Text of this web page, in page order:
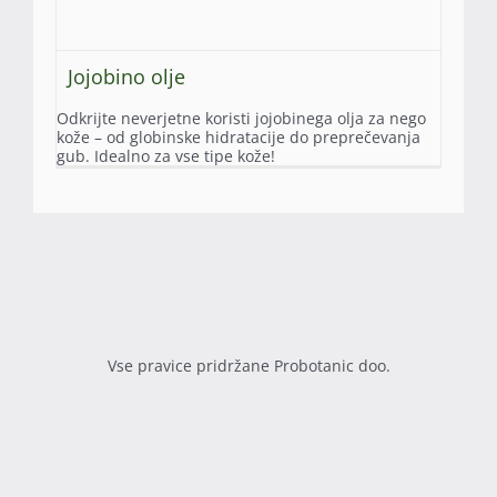
Jojobino olje
Odkrijte neverjetne koristi jojobinega olja za nego
kože – od globinske hidratacije do preprečevanja
gub. Idealno za vse tipe kože!
Vse pravice pridržane Probotanic doo.